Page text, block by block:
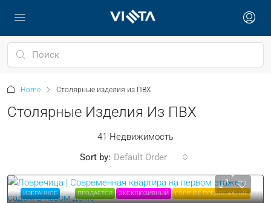
Home Столярные изделия из ПВХ
Столярные Изделия Из ПВХ
41 Недвижимость
Sort by: Default Order
ИЗБРАННОЕ ПРОДАЕТСЯ ЭКСКЛЮЗИВНЫЙ ГОРЯЧЕЕ ПРЕДЛОЖЕНИЕ